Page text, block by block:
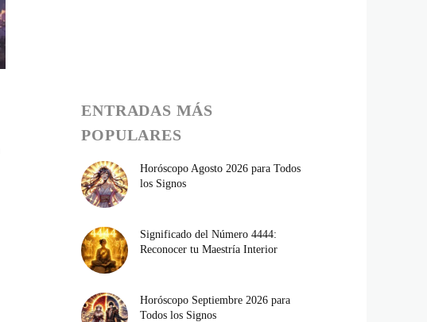
ENTRADAS MÁS
POPULARES
Horóscopo Agosto 2026 para Todos
los Signos
Significado del Número 4444:
Reconocer tu Maestría Interior
Horóscopo Septiembre 2026 para
Todos los Signos